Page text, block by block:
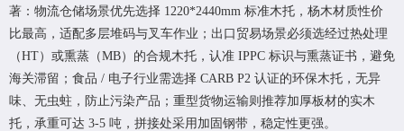
著：物流仓储场景优先选择 1220*2440mm 标准木托，杨木材质性价
比最高，适配多层堆码与叉车作业；出口贸易场景必须选经过热处理
（HT）或熏蒸（MB）的合规木托，认准 IPPC 标识与熏蒸证书，避免
海关滞留；食品 / 电子行业需选择 CARB P2 认证的环保木托，无异
味、无虫蛀，防止污染产品；重型货物运输则推荐加厚板材的实木
托，承重可达 3-5 吨，拼接处采用加固钢带，稳定性更强。